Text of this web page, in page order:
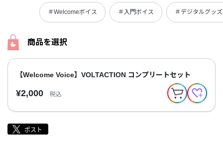
＃Welcomeボイス ＃入門ボイス ＃デジタルグッズ
商品を選択
【Welcome Voice】VOLTACTION コンプリートセット
¥2,000 税込